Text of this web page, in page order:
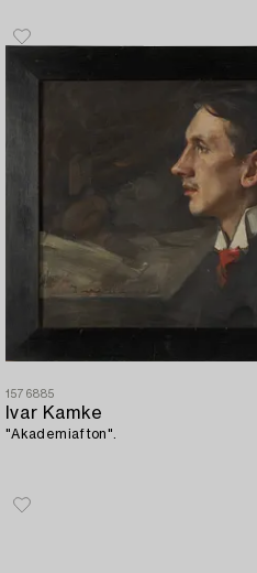
1576885
Ivar Kamke
"Akademiafton".